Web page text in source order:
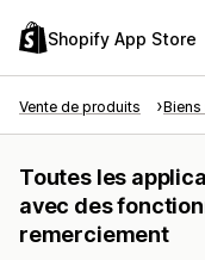
Shopify App Store
Vente de produits Biens
Toutes les
avec des
remerciement